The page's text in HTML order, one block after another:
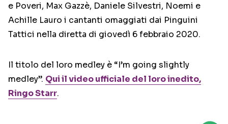
e Poveri, Max Gazzè, Daniele Silvestri, Noemi e
Achille Lauro i cantanti omaggiati dai Pinguini
Tattici nella diretta di giovedì 6 febbraio 2020.
Il titolo del loro medley è “I’m going slightly
medley”. Qui il video ufficiale del loro inedito,
Ringo Starr.